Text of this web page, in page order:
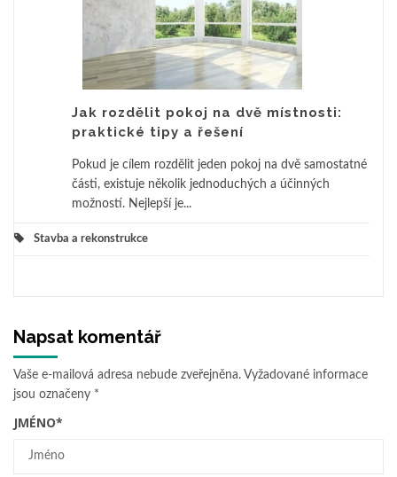
Jak rozdělit pokoj na dvě místnosti:
praktické tipy a řešení
Pokud je cílem rozdělit jeden pokoj na dvě samostatné
části, existuje několik jednoduchých a účinných
možností. Nejlepší je...
Stavba a rekonstrukce
Napsat komentář
Vaše e-mailová adresa nebude zveřejněna. Vyžadované informace
jsou označeny *
JMÉNO*